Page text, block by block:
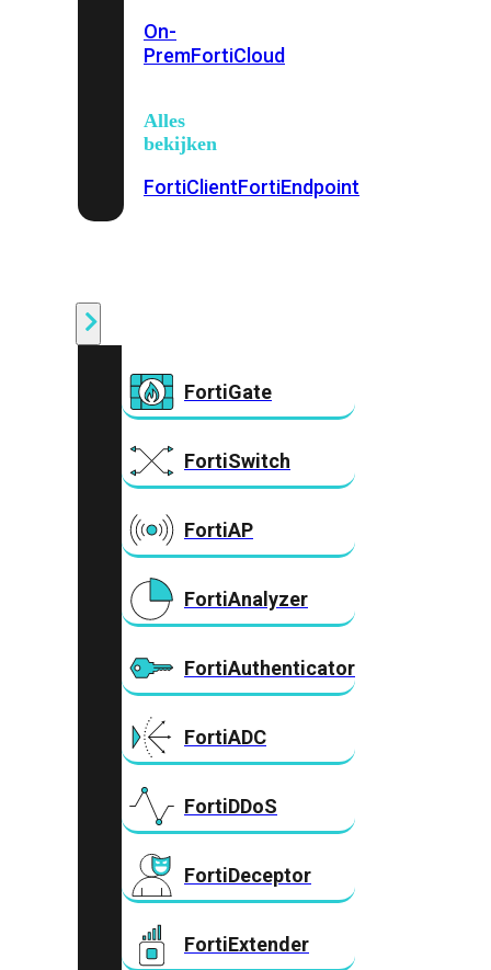
On-
PremFortiCloud
Alles
bekijken
FortiClientFortiEndpoint
FortiGate
FortiSwitch
FortiAP
FortiAnalyzer
FortiAuthenticator
FortiADC
FortiDDoS
FortiDeceptor
FortiExtender